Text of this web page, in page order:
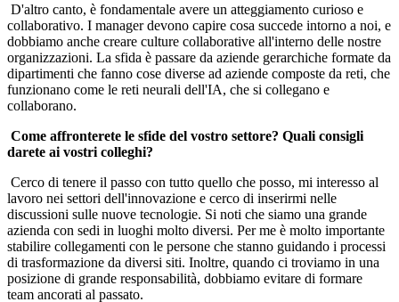
D'altro canto, è fondamentale avere un atteggiamento curioso e
collaborativo. I manager devono capire cosa succede intorno a noi, e
dobbiamo anche creare culture collaborative all'interno delle nostre
organizzazioni. La sfida è passare da aziende gerarchiche formate da
dipartimenti che fanno cose diverse ad aziende composte da reti, che
funzionano come le reti neurali dell'IA, che si collegano e
collaborano.
Come affronterete le sfide del vostro settore? Quali consigli
darete ai vostri colleghi?
Cerco di tenere il passo con tutto quello che posso, mi interesso al
lavoro nei settori dell'innovazione e cerco di inserirmi nelle
discussioni sulle nuove tecnologie. Si noti che siamo una grande
azienda con sedi in luoghi molto diversi. Per me è molto importante
stabilire collegamenti con le persone che stanno guidando i processi
di trasformazione da diversi siti. Inoltre, quando ci troviamo in una
posizione di grande responsabilità, dobbiamo evitare di formare
team ancorati al passato.